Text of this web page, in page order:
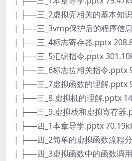
| ├──三_2虚拟壳相关的基本知
| ├──三_3vmp保护后的程序信
| ├──三_4标志寄存器.pptx
| ├──三_5汇编指令.pptx
| ├──三_6标志位相关指令.pptx
| ├──三_7虚拟函数的理解.pptx
| ├──三_8.虚拟机的理解.pptx
| ├──三_9.虚拟栈和虚拟寄存器
| ├──四_1本章导学.pptx
| ├──四_2简单的虚拟函数流程
| ├──四_3虚拟函数中的函数调